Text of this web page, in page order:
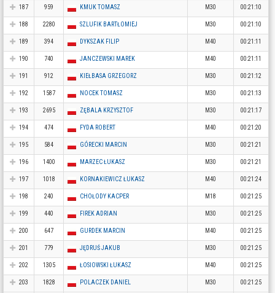
187 959 KMUK TOMASZ M30 00:21:10
188 2280 SZLUFIK BARTŁOMIEJ M30 00:21:10
189 394 DYKSZAK FILIP M40 00:21:11
190 740 JANCZEWSKI MAREK M40 00:21:11
191 912 KIEŁBASA GRZEGORZ M30 00:21:12
192 1587 NOCEK TOMASZ M30 00:21:13
193 2695 ZĘBALA KRZYSZTOF M30 00:21:17
194 474 FYDA ROBERT M40 00:21:20
195 584 GÓRECKI MARCIN M30 00:21:21
196 1400 MARZEC ŁUKASZ M30 00:21:21
197 1018 KORNAKIEWICZ ŁUKASZ M40 00:21:24
198 240 CHOŁODY KACPER M18 00:21:25
199 440 FIREK ADRIAN M30 00:21:25
200 647 GURDEK MARCIN M40 00:21:25
201 779 JĘDRUŚ JAKUB M30 00:21:25
202 1305 ŁOSIOWSKI ŁUKASZ M40 00:21:25
203 1828 POLACZEK DANIEL M30 00:21:25